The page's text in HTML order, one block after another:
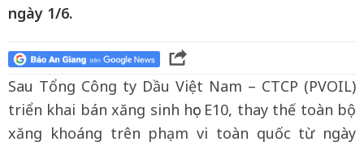
ngày 1/6.
Sau Tổng Công ty Dầu Việt Nam – CTCP (PVOIL)
triển khai bán xăng sinh học E10, thay thế toàn bộ
xăng khoáng trên phạm vi toàn quốc từ ngày